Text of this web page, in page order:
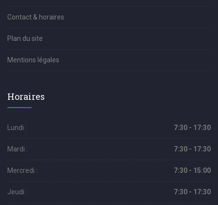
Contact & horaires
Plan du site
Mentions légales
Horaires
Lundi : 7:30 - 17:30
Mardi : 7:30 - 17:30
Mercredi : 7:30 - 15:00
Jeudi : 7:30 - 17:30